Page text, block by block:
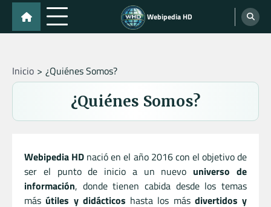
Skip
content
Webipedia HD
Inicio ¿Quiénes Somos?
¿Quiénes Somos?
Webipedia HD nació en el año 2016 con el objetivo de
ser el punto de inicio a un nuevo universo de
información, donde tienen cabida desde los temas
más útiles y didácticos hasta los más divertidos y